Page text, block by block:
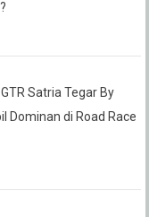
Satria Tegar By
Dominan di Road Race